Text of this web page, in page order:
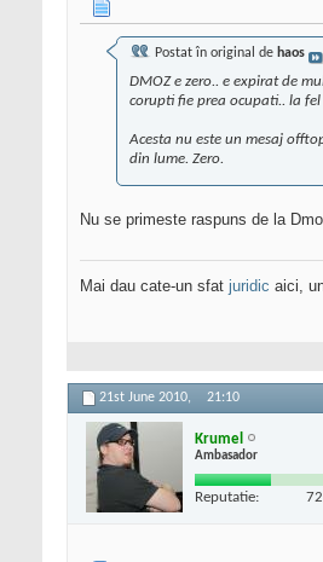
Postat în original de haos
DMOZ e zero.. e expirat de
corupti fie prea ocupati.. la
Acesta nu este un mesaj
din lume. Zero.
Nu se primeste raspuns de la
Mai dau cate-un sfat juridic aici,
21st June 2010, 21:10
Krumel
Ambasador
Reputatie: 72